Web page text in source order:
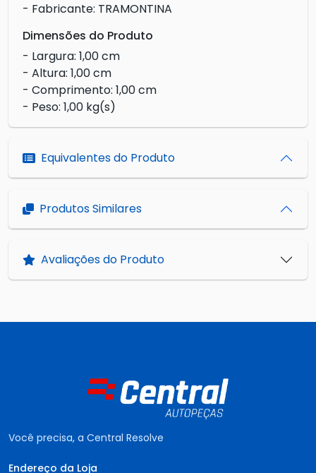
- Fabricante: TRAMONTINA
Dimensões do Produto
- Largura: 1,00 cm
- Altura: 1,00 cm
- Comprimento: 1,00 cm
- Peso: 1,00 kg(s)
Equivalentes do Produto
Produtos Similares
Avaliações do Produto
Você precisa, a Central Resolve
Endereço da Loja